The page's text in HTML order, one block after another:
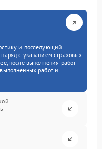
и последующий
с указанием страховых
после выполнения работ
работ и